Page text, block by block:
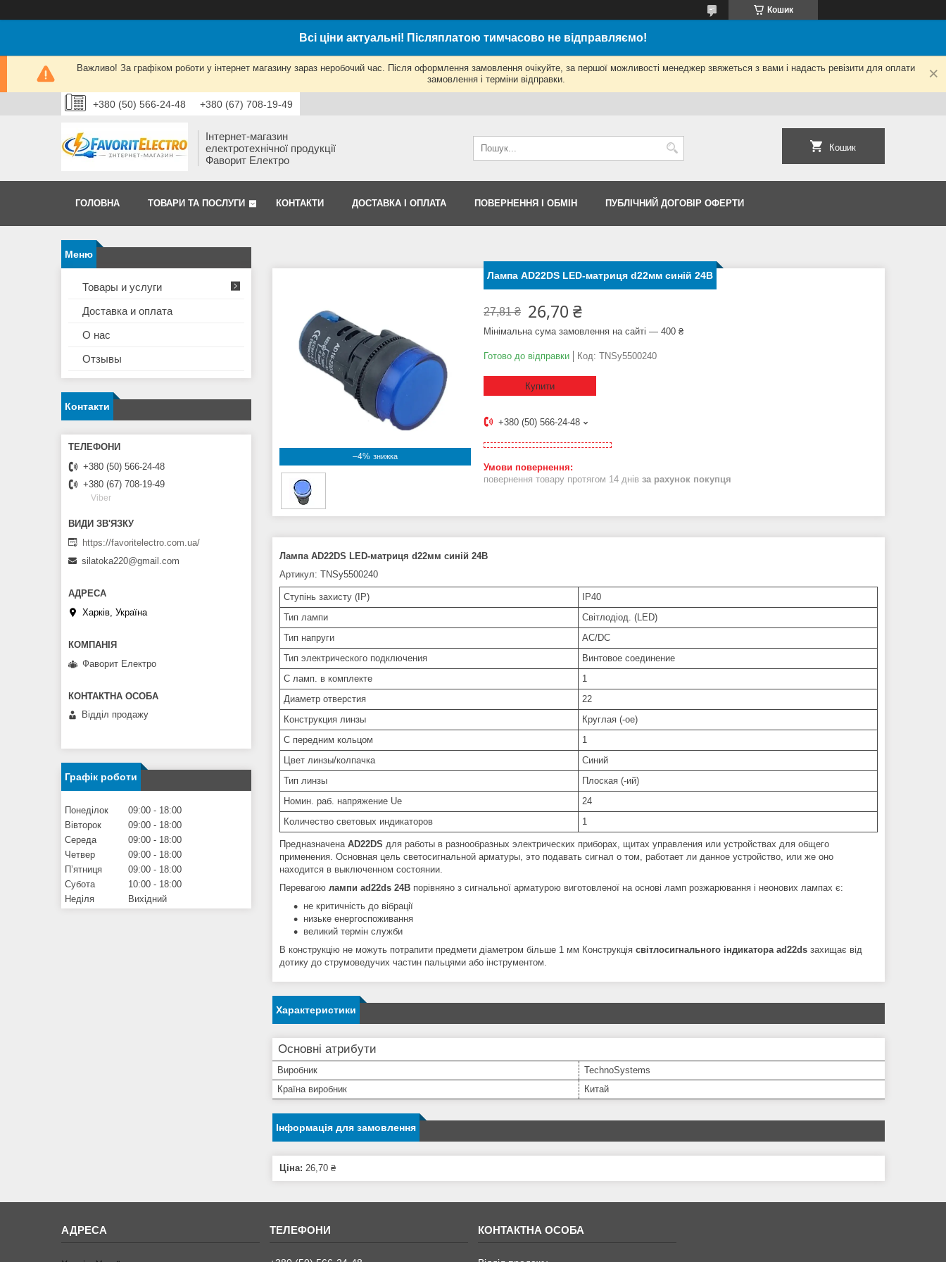
Кошик
Всі ціни актуальні! Післяплатою тимчасово не відправляємо!
Важливо! За графіком роботи у інтернет магазину зараз неробочий час. Після оформлення замовлення очікуйте, за першої можливості менеджер звяжеться з вами і надасть ревізити для оплати
замовлення і терміни відправки.
+380 (50) 566-24-48 +380 (67) 708-19-49
Інтернет-магазин
електротехнічної продукції
Фаворит Електро
Кошик
ГОЛОВНА ТОВАРИ ТА ПОСЛУГИ КОНТАКТИ ДОСТАВКА І ОПЛАТА ПОВЕРНЕННЯ І ОБМІН ПУБЛІЧНИЙ ДОГОВІР ОФЕРТИ
–4%
Лампа AD22DS LED-матриця d22мм синій 24В
27,81 ₴ 26,70 ₴
Мінімальна сума замовлення на сайті — 400 ₴
Готово до відправки Код: TNSy5500240
Купити
+380 (50) 566-24-48
повернення товару протягом 14 днів за рахунок покупця
Лампа AD22DS LED-матриця d22мм синій 24В
Артикул: TNSy5500240
Ступінь захисту (IP)
IP40
Тип лампи
Світлодіод. (LED)
Тип напруги
AC/DC
Тип электрического подключения
Винтовое соединение
С ламп. в комплекте
1
Диаметр отверстия
22
Конструкция линзы
Круглая (-ое)
С передним кольцом
1
Цвет линзы/колпачка
Синий
Тип линзы
Плоская (-ий)
Номин. раб. напряжение Ue
24
Количество световых индикаторов
1
ПредназначенаAD22DS для работы в разнообразных электрических приборах, щитах управления или устройствах для общего
применения. Основная цель светосигнальной арматуры, это подавать сигнал о том, работает ли данное устройство, или же оно
находится в выключенном состоянии.
Перевагою лампи ad22ds 24В порівняно з сигнальної арматурою виготовленої на основі ламп розжарювання і неонових лампах є:
не критичність до вібрації
низьке енергоспоживання
великий термін служби
В конструкцію не можуть потрапити предмети діаметром більше 1 мм Конструкція світлосигнального індикатора ad22ds захищає від
дотику до струмоведучих частин пальцями або інструментом.
Характеристики
Основні атрибути
Виробник
TechnoSystems
Країна виробник
Китай
Інформація для замовлення
Ціна: 26,70 ₴
Товары и услуги
Доставка и оплата
О нас
Отзывы
Контакти
+380 (50) 566-24-48
+380 (67) 708-19-49
Viber
https://favoritelectro.com.ua/
silatoka220@gmail.com
Харків, Україна
Фаворит Електро
Відділ продажу
Графік роботи
Понеділок 09:00
18:00
Вівторок
09:00
18:00
Середа
09:00
18:00
Четвер
09:00
18:00
Пʼятниця
09:00
18:00
Субота
10:00
18:00
Неділя
Вихідний